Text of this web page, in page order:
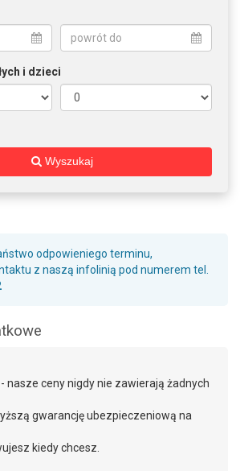
powrót do
i dzieci
Wyszukaj
odpowieniego terminu,
z naszą infolinią pod numerem tel.
nasze ceny nigdy nie zawierają żadnych
gwarancję ubezpieczeniową na
kiedy chcesz.